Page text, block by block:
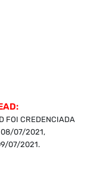
FOI CREDENCIADA
08/07/2021,
07/2021.